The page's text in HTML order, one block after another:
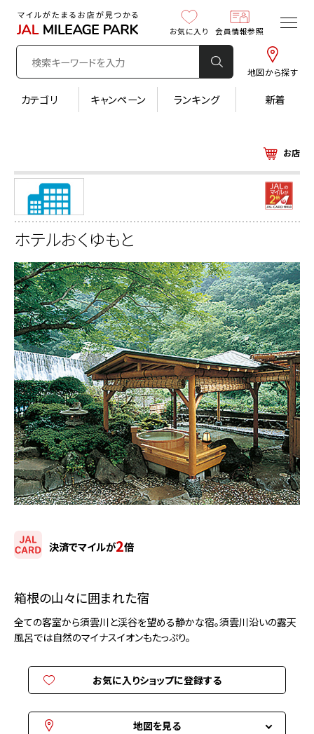
地図から探す
お気に入り 会員情報参照
カテゴリ キャンペーン ランキング 新着
お店
ホテルおくゆもと
決済でマイルが2倍
箱根の山々に囲まれた宿
全ての客室から須雲川と渓谷を望める静かな宿。須雲川沿いの露天
風呂では自然のマイナスイオンもたっぷり。
お気に入りショップに登録する
地図を見る